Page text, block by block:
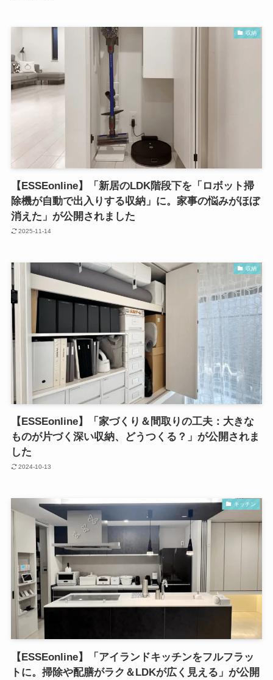
収納
【ESSEonline】「新居のLDK階段下を「ロボット掃
除機が自動で出入りする収納」に。家事の悩みがほぼ
消えた」が公開されました
2025-11-14
収納
【ESSEonline】「家づくり＆間取りの工夫：大きな
ものが片づく深い収納、どうつくる？」が公開されま
した
2024-10-13
キッチン
【ESSEonline】「アイランドキッチンをフルフラッ
トに。掃除や配膳がラク＆LDKが広く見える」が公開